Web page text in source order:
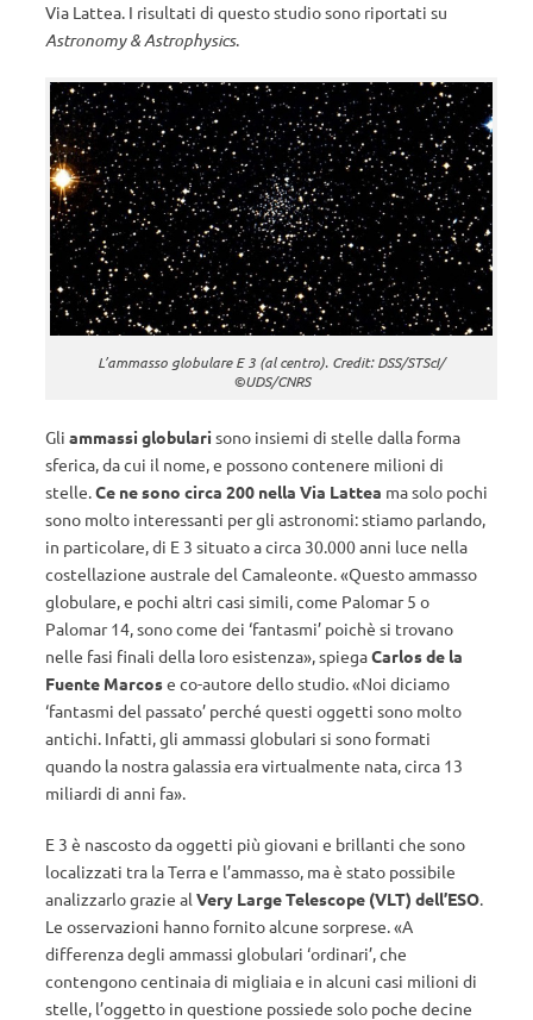
Via Lattea. I risultati di questo studio sono riportati su
Astronomy & Astrophysics.
L’ammasso globulare E 3 (al centro). Credit: DSS/STScI/
©UDS/CNRS
Gli ammassi globulari sono insiemi di stelle dalla forma
sferica, da cui il nome, e possono contenere milioni di
stelle.Ce ne sono circa 200 nella Via Lattea ma solo pochi
sono molto interessanti per gli astronomi: stiamo parlando,
in particolare, di E 3 situato a circa 30.000 anni luce nella
costellazione australe del Camaleonte. «Questo ammasso
globulare, e pochi altri casi simili, come Palomar 5 o
Palomar 14, sono come dei ‘fantasmi’ poichè si trovano
nelle fasi finali della loro esistenza», spiegaCarlos de la
Fuente Marcose co-autore dello studio. «Noi diciamo
‘fantasmi del passato’ perché questi oggetti sono molto
antichi. Infatti, gli ammassi globulari si sono formati
quando la nostra galassia era virtualmente nata, circa 13
miliardi di anni fa».
E 3 è nascosto da oggetti più giovani e brillanti che sono
localizzati tra la Terra e l’ammasso, ma è stato possibile
analizzarlo grazie al Very Large Telescope (VLT) dell’ESO.
Le osservazioni hanno fornito alcune sorprese. «A
differenza degli ammassi globulari ‘ordinari’, che
contengono centinaia di migliaia e in alcuni casi milioni di
stelle, l’oggetto in questione possiede solo poche decine